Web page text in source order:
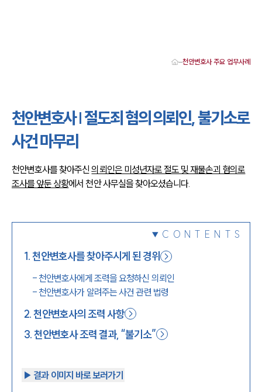
천안이혼전문변호사
천안학교폭력변호사
천안부동산변호사
천안음주운전·교통사고변호사
천안변호사 업무분야
천안변호사 주요 업무사례
천안 분사무소 오시는 길
1800-7905
천안변호사 주요 업무사례
천안변호사 | 절도죄 혐의 의뢰인, 불기소로
사건 마무리
천안변호사를 찾아주신의뢰인은 미성년자로 절도 및 재물손괴 혐의로
조사를 앞둔 상황에서 천안 사무실을 찾아오셨습니다.
CONTENTS
1.천안변호사를 찾아주시게 된 경위
- 천안변호사에게 조력을 요청하신 의뢰인
- 천안변호사가 알려주는 사건 관련 법령
2.천안변호사의 조력 사항
3.천안변호사 조력 결과, “불기소”
▶︎ 결과 이미지 바로 보러가기